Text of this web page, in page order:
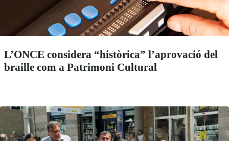
L’ONCE considera “històrica” l’aprovació del
braille com a Patrimoni Cultural